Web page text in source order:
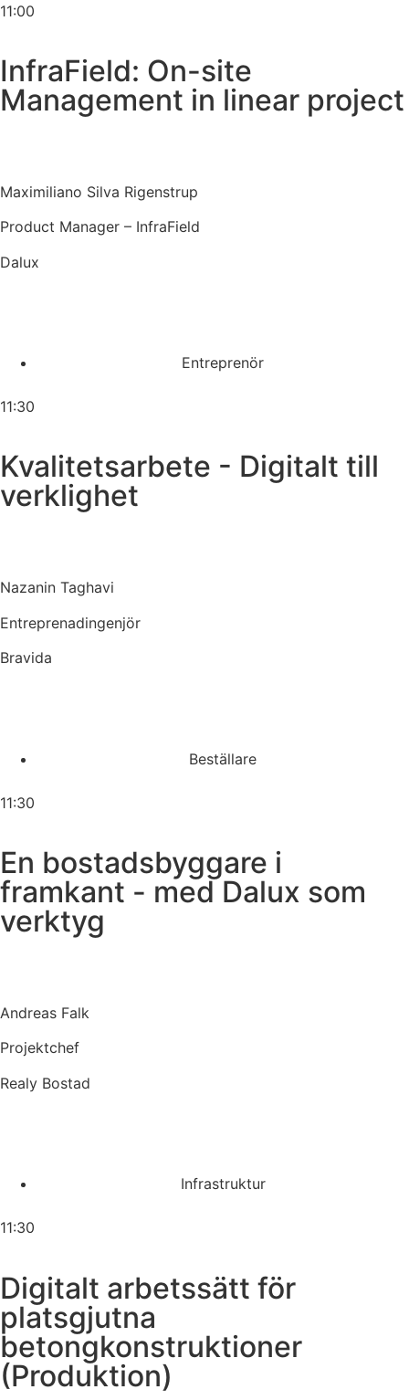
11:00
InfraField: On-site
Management in linear project
Maximiliano Silva Rigenstrup
Product Manager – InfraField
Dalux
Entreprenör
11:30
Kvalitetsarbete - Digitalt till
verklighet
Nazanin Taghavi
Entreprenadingenjör
Bravida
Beställare
11:30
En bostadsbyggare i
framkant - med Dalux som
verktyg
Andreas Falk
Projektchef
Realy Bostad
Infrastruktur
11:30
Digitalt arbetssätt för
platsgjutna
betongkonstruktioner
(Produktion)